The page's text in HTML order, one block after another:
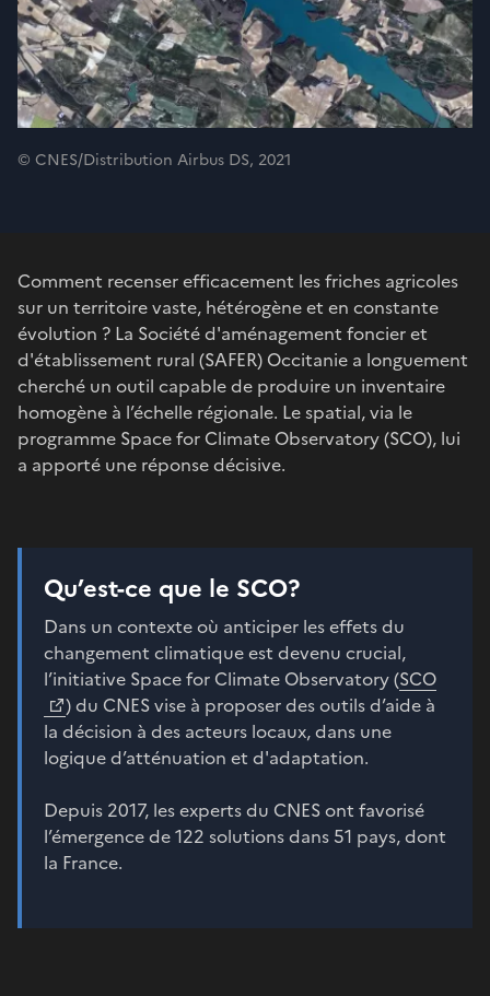
© CNES/Distribution Airbus DS, 2021
Comment recenser efficacement les friches agricoles
sur un territoire vaste, hétérogène et en constante
évolution ? La Société d'aménagement foncier et
d'établissement rural (SAFER) Occitanie a longuement
cherché un outil capable de produire un inventaire
homogène à l’échelle régionale. Le spatial, via le
programme Space for Climate Observatory (SCO), lui
a apporté une réponse décisive.
Qu’est-ce que le SCO?
Dans un contexte où anticiper les effets du
changement climatique est devenu crucial,
l’initiative Space for Climate Observatory (SCO
) du CNES vise à proposer des outils d’aide à
la décision à des acteurs locaux, dans une
logique d’atténuation et d'adaptation.
Depuis 2017, les experts du CNES ont favorisé
l’émergence de 122 solutions dans 51 pays, dont
la France.